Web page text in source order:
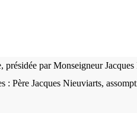
présidée par Monseigneur
: Père Jacques Nieuviarts,